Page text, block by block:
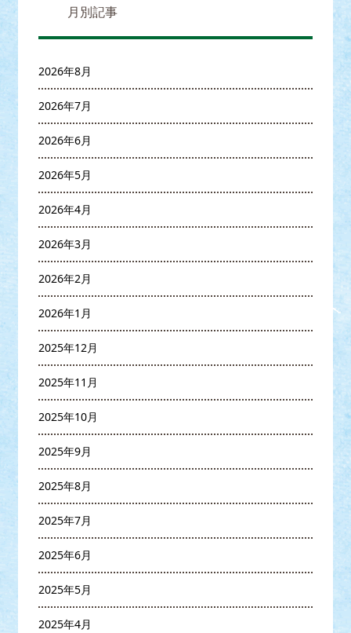
月別記事
2026年8月
2026年7月
2026年6月
2026年5月
2026年4月
2026年3月
2026年2月
2026年1月
2025年12月
2025年11月
2025年10月
2025年9月
2025年8月
2025年7月
2025年6月
2025年5月
2025年4月